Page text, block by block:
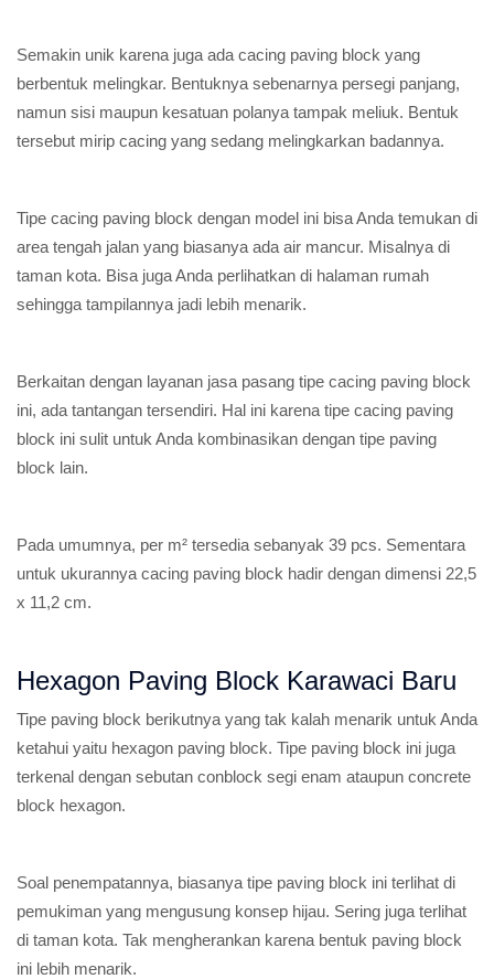
Semakin unik karena juga ada cacing paving block yang
berbentuk melingkar. Bentuknya sebenarnya persegi panjang,
namun sisi maupun kesatuan polanya tampak meliuk. Bentuk
tersebut mirip cacing yang sedang melingkarkan badannya.
Tipe cacing paving block dengan model ini bisa Anda temukan di
area tengah jalan yang biasanya ada air mancur. Misalnya di
taman kota. Bisa juga Anda perlihatkan di halaman rumah
sehingga tampilannya jadi lebih menarik.
Berkaitan dengan layanan jasa pasang tipe cacing paving block
ini, ada tantangan tersendiri. Hal ini karena tipe cacing paving
block ini sulit untuk Anda kombinasikan dengan tipe paving
block lain.
Pada umumnya, per m² tersedia sebanyak 39 pcs. Sementara
untuk ukurannya cacing paving block hadir dengan dimensi 22,5
x 11,2 cm.
Hexagon Paving Block Karawaci Baru
Tipe paving block berikutnya yang tak kalah menarik untuk Anda
ketahui yaitu hexagon paving block. Tipe paving block ini juga
terkenal dengan sebutan conblock segi enam ataupun concrete
block hexagon.
Soal penempatannya, biasanya tipe paving block ini terlihat di
pemukiman yang mengusung konsep hijau. Sering juga terlihat
di taman kota. Tak mengherankan karena bentuk paving block
ini lebih menarik.